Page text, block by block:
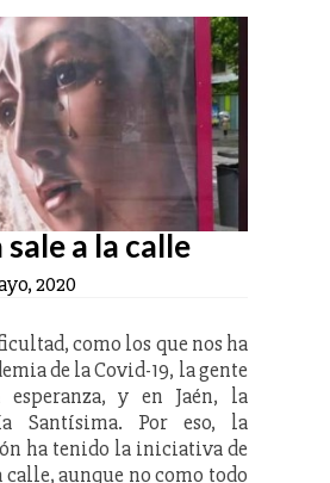
sale a la calle
2020
como los que nos ha
de la Covid-19, la gente
y en Jaén, la
Santísima. Por eso, la
ha tenido la iniciativa de
calle, aunque no como todo